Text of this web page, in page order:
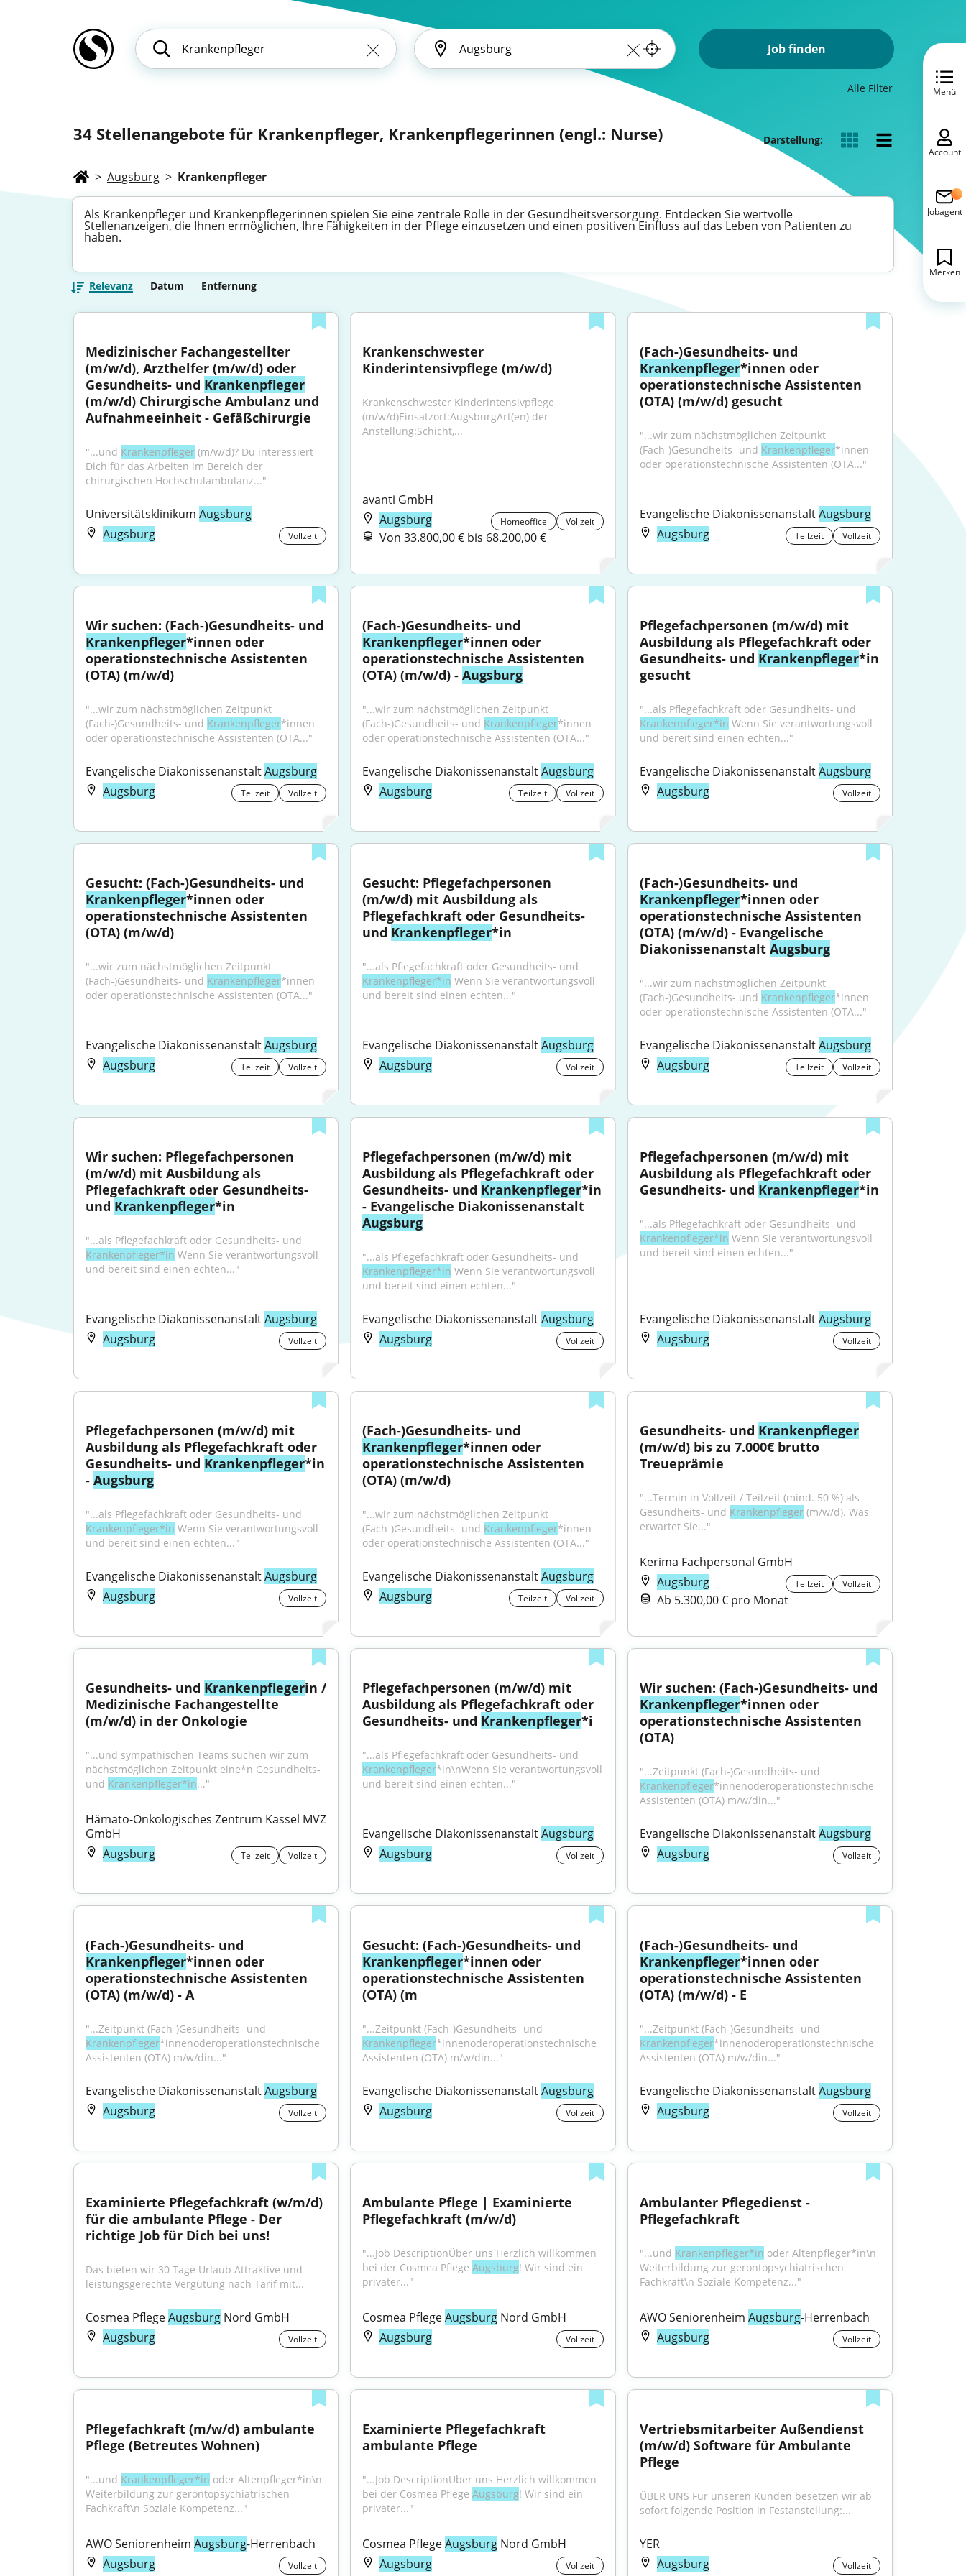
Job finden
Alle Filter
34 Stellenangebote für Krankenpfleger, Krankenpflegerinnen (engl.: Nurse) Darstellung:
> Augsburg > Krankenpfleger
Als Krankenpfleger und Krankenpflegerinnen spielen Sie eine zentrale Rolle in der Gesundheitsversorgung. Entdecken Sie wertvolle
Stellenanzeigen, die Ihnen ermöglichen, Ihre Fähigkeiten in der Pflege einzusetzen und einen positiven Einfluss auf das Leben von Patienten zu
haben.
Relevanz Datum Entfernung
Medizinischer Fachangestellter
(m/w/d), Arzthelfer (m/w/d) oder
Gesundheits- und Krankenpfleger
(m/w/d) Chirurgische Ambulanz und
Aufnahmeeinheit - Gefäßchirurgie
"...und Krankenpfleger (m/w/d)? Du interessiert
Dich für das Arbeiten im Bereich der
chirurgischen Hochschulambulanz..."
Universitätsklinikum Augsburg
Augsburg
Vollzeit
Krankenschwester
Kinderintensivpflege (m/w/d)
Krankenschwester Kinderintensivpflege
(m/w/d)Einsatzort:AugsburgArt(en) der
Anstellung:Schicht,...
avanti GmbH
Augsburg
Homeoffice Vollzeit
Von 33.800,00 € bis 68.200,00 €
Krankenpfleger*innen oder
operationstechnische Assistenten
(OTA) (m/w/d) gesucht
"...wir zum nächstmöglichen Zeitpunkt
(Fach-)Gesundheits- und Krankenpfleger*innen
oder operationstechnische Assistenten (OTA..."
Evangelische Diakonissenanstalt Augsburg
Augsburg
Teilzeit Vollzeit
Krankenpfleger*innen oder
operationstechnische Assistenten
(OTA) (m/w/d)
"...wir zum nächstmöglichen Zeitpunkt
(Fach-)Gesundheits- und Krankenpfleger*innen
oder operationstechnische Assistenten (OTA..."
Evangelische Diakonissenanstalt Augsburg
Augsburg
Teilzeit Vollzeit
Krankenpfleger*innen oder
operationstechnische Assistenten
(OTA) (m/w/d) - Augsburg
"...wir zum nächstmöglichen Zeitpunkt
(Fach-)Gesundheits- und Krankenpfleger*innen
oder operationstechnische Assistenten (OTA..."
Evangelische Diakonissenanstalt Augsburg
Augsburg
Teilzeit Vollzeit
Pflegefachpersonen (m/w/d) mit
Ausbildung als Pflegefachkraft oder
Gesundheits- und Krankenpfleger*in
gesucht
Krankenpfleger*in Wenn Sie verantwortungsvoll
und bereit sind einen echten..."
Evangelische Diakonissenanstalt Augsburg
Augsburg
Vollzeit
Krankenpfleger*innen oder
operationstechnische Assistenten
(OTA) (m/w/d)
"...wir zum nächstmöglichen Zeitpunkt
(Fach-)Gesundheits- und Krankenpfleger*innen
oder operationstechnische Assistenten (OTA..."
Evangelische Diakonissenanstalt Augsburg
Augsburg
Teilzeit Vollzeit
Gesucht: Pflegefachpersonen
(m/w/d) mit Ausbildung als
Pflegefachkraft oder Gesundheits-
und Krankenpfleger*in
Krankenpfleger*in Wenn Sie verantwortungsvoll
und bereit sind einen echten..."
Evangelische Diakonissenanstalt Augsburg
Augsburg
Vollzeit
Krankenpfleger*innen oder
operationstechnische Assistenten
(OTA) (m/w/d) - Evangelische
Diakonissenanstalt Augsburg
"...wir zum nächstmöglichen Zeitpunkt
(Fach-)Gesundheits- und Krankenpfleger*innen
oder operationstechnische Assistenten (OTA..."
Evangelische Diakonissenanstalt Augsburg
Augsburg
Teilzeit Vollzeit
Wir suchen: Pflegefachpersonen
(m/w/d) mit Ausbildung als
Pflegefachkraft oder Gesundheits-
und Krankenpfleger*in
Krankenpfleger*in Wenn Sie verantwortungsvoll
und bereit sind einen echten..."
Evangelische Diakonissenanstalt Augsburg
Augsburg
Vollzeit
Pflegefachpersonen (m/w/d) mit
Ausbildung als Pflegefachkraft oder
Gesundheits- und Krankenpfleger*in
Augsburg
Krankenpfleger*in Wenn Sie verantwortungsvoll
und bereit sind einen echten..."
Evangelische Diakonissenanstalt Augsburg
Augsburg
Vollzeit
Pflegefachpersonen (m/w/d) mit
Ausbildung als Pflegefachkraft oder
Gesundheits- und Krankenpfleger*in
Krankenpfleger*in Wenn Sie verantwortungsvoll
und bereit sind einen echten..."
Evangelische Diakonissenanstalt Augsburg
Augsburg
Vollzeit
Pflegefachpersonen (m/w/d) mit
Ausbildung als Pflegefachkraft oder
Gesundheits- und Krankenpfleger*in
- Augsburg
Krankenpfleger*in Wenn Sie verantwortungsvoll
und bereit sind einen echten..."
Evangelische Diakonissenanstalt Augsburg
Augsburg
Vollzeit
Krankenpfleger*innen oder
operationstechnische Assistenten
(OTA) (m/w/d)
"...wir zum nächstmöglichen Zeitpunkt
(Fach-)Gesundheits- und Krankenpfleger*innen
oder operationstechnische Assistenten (OTA..."
Evangelische Diakonissenanstalt Augsburg
Augsburg
Teilzeit Vollzeit
Gesundheits- und Krankenpfleger
(m/w/d) bis zu 7.000€ brutto
Treueprämie
"...Termin in Vollzeit / Teilzeit (mind. 50 %) als
Gesundheits- und Krankenpfleger (m/w/d). Was
erwartet Sie..."
Kerima Fachpersonal GmbH
Augsburg
Teilzeit Vollzeit
Ab 5.300,00 € pro Monat
Gesundheits- und Krankenpflegerin /
Medizinische Fachangestellte
(m/w/d) in der Onkologie
"...und sympathischen Teams suchen wir zum
nächstmöglichen Zeitpunkt eine*n Gesundheits-
und Krankenpfleger*in..."
Hämato-Onkologisches Zentrum Kassel MVZ
GmbH
Augsburg
Teilzeit Vollzeit
Pflegefachpersonen (m/w/d) mit
Ausbildung als Pflegefachkraft oder
Gesundheits- und Krankenpfleger*i
Krankenpfleger*in\nWenn Sie verantwortungsvoll
und bereit sind einen echten..."
Evangelische Diakonissenanstalt Augsburg
Augsburg
Vollzeit
Krankenpfleger*innen oder
operationstechnische Assistenten
(OTA)
Krankenpfleger*innenoderoperationstechnische
Assistenten (OTA) m/w/din..."
Evangelische Diakonissenanstalt Augsburg
Augsburg
Vollzeit
Krankenpfleger*innen oder
operationstechnische Assistenten
(OTA) (m/w/d) - A
Krankenpfleger*innenoderoperationstechnische
Assistenten (OTA) m/w/din..."
Evangelische Diakonissenanstalt Augsburg
Augsburg
Vollzeit
Krankenpfleger*innen oder
operationstechnische Assistenten
(OTA) (m
Krankenpfleger*innenoderoperationstechnische
Assistenten (OTA) m/w/din..."
Evangelische Diakonissenanstalt Augsburg
Augsburg
Vollzeit
Krankenpfleger*innen oder
operationstechnische Assistenten
(OTA) (m/w/d) - E
Krankenpfleger*innenoderoperationstechnische
Assistenten (OTA) m/w/din..."
Evangelische Diakonissenanstalt Augsburg
Augsburg
Vollzeit
Examinierte Pflegefachkraft (w/m/d)
für die ambulante Pflege - Der
richtige Job für Dich bei uns!
Das bieten wir 30 Tage Urlaub Attraktive und
leistungsgerechte Vergütung nach Tarif mit...
Cosmea Pflege Augsburg Nord GmbH
Augsburg
Vollzeit
Ambulante Pflege | Examinierte
Pflegefachkraft (m/w/d)
"...Job DescriptionÜber uns Herzlich willkommen
bei der Cosmea Pflege Augsburg! Wir sind ein
privater..."
Cosmea Pflege Augsburg Nord GmbH
Augsburg
Vollzeit
Ambulanter Pflegedienst -
Pflegefachkraft
"...und Krankenpfleger*in oder Altenpfleger*in\n
Weiterbildung zur gerontopsychiatrischen
Fachkraft\n Soziale Kompetenz..."
AWO Seniorenheim Augsburg-Herrenbach
Augsburg
Vollzeit
Pflegefachkraft (m/w/d) ambulante
Pflege (Betreutes Wohnen)
"...und Krankenpfleger*in oder Altenpfleger*in\n
Weiterbildung zur gerontopsychiatrischen
Fachkraft\n Soziale Kompetenz..."
AWO Seniorenheim Augsburg-Herrenbach
Augsburg
Vollzeit
Examinierte Pflegefachkraft
ambulante Pflege
"...Job DescriptionÜber uns Herzlich willkommen
bei der Cosmea Pflege Augsburg! Wir sind ein
privater..."
Cosmea Pflege Augsburg Nord GmbH
Augsburg
Vollzeit
Vertriebsmitarbeiter Außendienst
(m/w/d) Software für Ambulante
Pflege
ÜBER UNS Für unseren Kunden besetzen wir ab
sofort folgende Position in Festanstellung:...
YER
Augsburg
Vollzeit
Menü
Account
Jobagent
Merken